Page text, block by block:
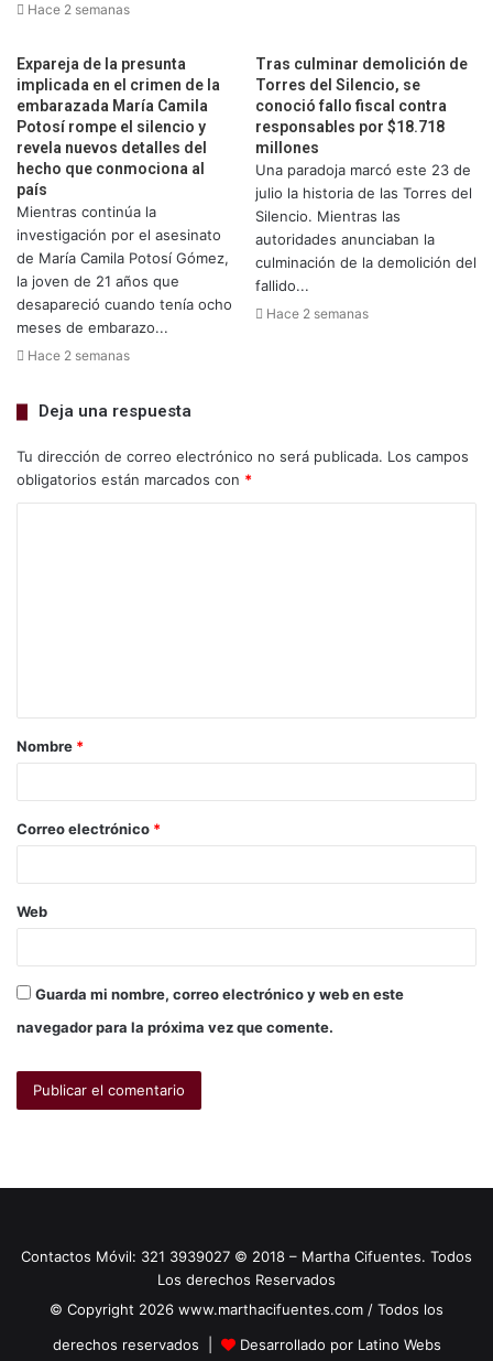
Hace 2 semanas
Expareja de la presunta
implicada en el crimen de la
embarazada María Camila
Potosí rompe el silencio y
revela nuevos detalles del
hecho que conmociona al
país
Mientras continúa la
investigación por el asesinato
de María Camila Potosí Gómez,
la joven de 21 años que
desapareció cuando tenía ocho
meses de embarazo...
Hace 2 semanas
Tras culminar demolición de
Torres del Silencio, se
conoció fallo fiscal contra
responsables por $18.718
millones
Una paradoja marcó este 23 de
julio la historia de las Torres del
Silencio. Mientras las
autoridades anunciaban la
culminación de la demolición del
fallido...
Hace 2 semanas
Deja una respuesta
Tu dirección de correo electrónico no será publicada. Los campos
obligatorios están marcados con *
Nombre *
Correo electrónico *
Web
Guarda mi nombre, correo electrónico y web en este
navegador para la próxima vez que comente.
Contactos Móvil: 321 3939027 © 2018 – Martha Cifuentes. Todos
Los derechos Reservados
© Copyright 2026 www.marthacifuentes.com / Todos los
derechos reservados |
Desarrollado por Latino Webs